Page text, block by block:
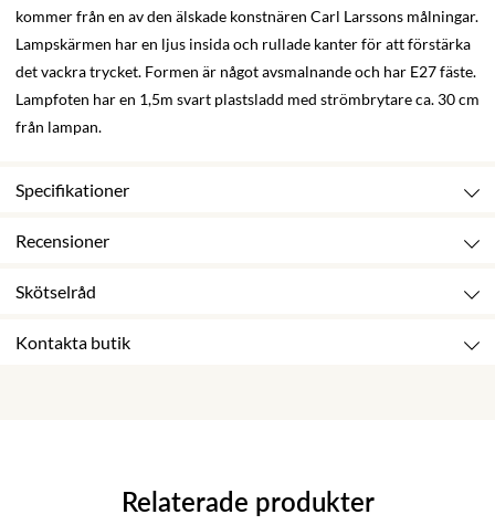
kommerfrån en av den älskade konstnären Carl Larssons målningar.
Lampskärmen har en ljus insida och rullade kanter för att förstärka
det vackra trycket. Formen är något avsmalnande och har E27 fäste.
Lampfoten har en 1,5m svart plastsladd med strömbrytare ca. 30 cm
från lampan.
Specifikationer
Recensioner
Skötselråd
Kontakta butik
Relaterade produkter